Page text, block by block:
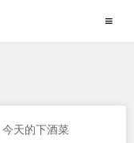
≡
天的下酒菜